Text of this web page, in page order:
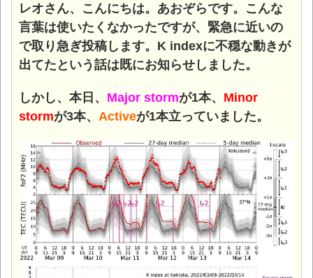
レオさん、こんにちは。あおぞらです。こんな
言葉は使いたくなかったですが、緊急に近いの
で取り急ぎ投稿します。K indexに不穏な動きが
出てたという話は既にお知らせしました。
しかし、本日、 Major stormが1本、 Minor
stormが3本、 Activeが1本立っていました。